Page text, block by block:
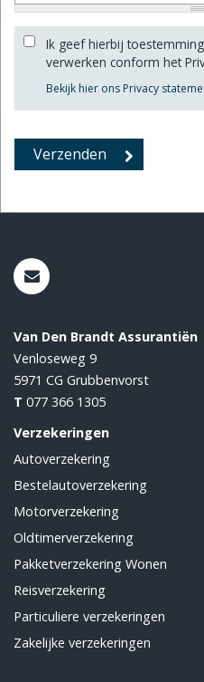
Ik geef hierbij
verwerken conform het
Bekijk hier ons Privacy
Van Den Brandt Assurantiën
Venloseweg 9
5971 CG Grubbenvorst
T 077 366 1305
Verzekeringen
Autoverzekering
Bestelautoverzekering
Motorverzekering
Oldtimerverzekering
Pakketverzekering Wonen
Reisverzekering
Particuliere verzekeringen
Zakelijke verzekeringen